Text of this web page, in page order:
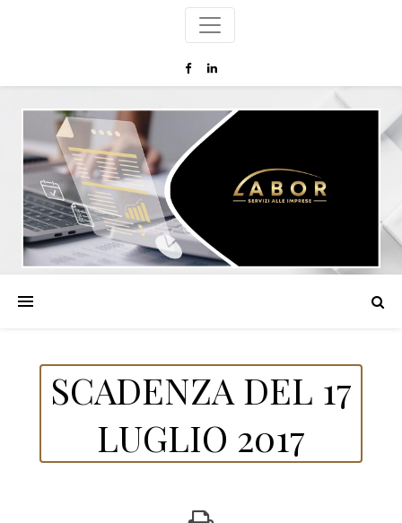
SCADENZA DEL 17
LUGLIO 2017